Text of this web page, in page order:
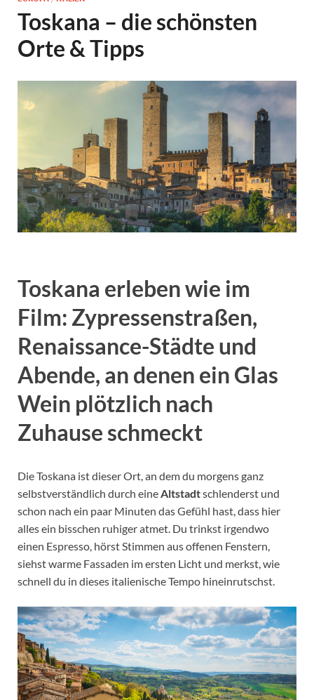
Toskana – die schönsten
Orte & Tipps
Toskana erleben wie im
Film: Zypressenstraßen,
Renaissance-Städte und
Abende, an denen ein Glas
Wein plötzlich nach
Zuhause schmeckt
Die Toskana ist dieser Ort, an dem du morgens ganz
selbstverständlich durch eineAltstadtschlenderst und
schon nach ein paar Minuten das Gefühl hast, dass hier
alles ein bisschen ruhiger atmet. Du trinkst irgendwo
einen Espresso, hörst Stimmen aus offenen Fenstern,
siehst warme Fassaden im ersten Licht und merkst, wie
schnell du in dieses italienische Tempo hineinrutschst.